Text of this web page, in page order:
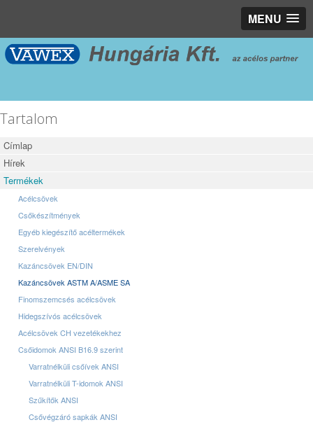
MENU
Tartalom
Címlap
Hírek
Termékek
Acélcsövek
Csőkészítmények
Egyéb kiegészítő acéltermékek
Szerelvények
Kazáncsövek EN/DIN
Kazáncsövek ASTM A/ASME SA
Finomszemcsés acélcsövek
Hidegszívós acélcsövek
Acélcsövek CH vezetékekhez
Csőidomok ANSI B16.9 szerint
Varratnélküli csőívek ANSI
Varratnélküli T-idomok ANSI
Szűkítők ANSI
Csővégzáró sapkák ANSI